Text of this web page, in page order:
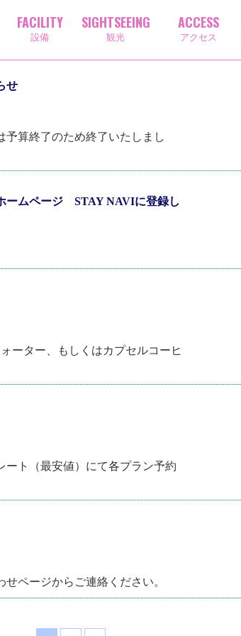
FACILITY
設備
SIGHTSEEING
観光
ACCESS
アクセス
せ
算終了のため終了いたしまし
ームページ STAY NAVIに登録し
ーター、もしくはカプセルコーヒ
ート（最安値）にて各プラン予約
ページからご連絡ください。